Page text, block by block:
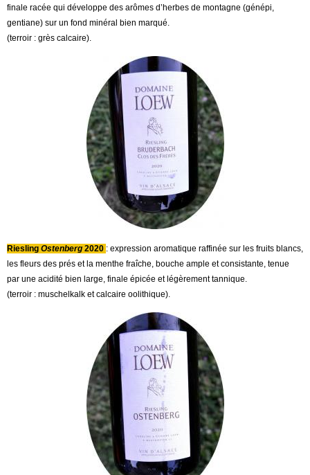
finale racée qui développe des arômes d’herbes de montagne (génépi,
gentiane) sur un fond minéral bien marqué.
(terroir : grès calcaire).
Riesling Ostenberg 2020 : expression aromatique raffinée sur les fruits blancs,
les fleurs des prés et la menthe fraîche, bouche ample et consistante, tenue
par une acidité bien large, finale épicée et légèrement tannique.
(terroir : muschelkalk et calcaire oolithique).